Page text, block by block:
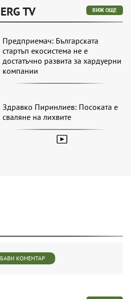
TV ВИЖ ОЩЕ
Предприемач: Българската
стартъп екосистема не е
достатъчно развита за хардуерни
компании
Здравко Пиринлиев: Посоката е
сваляне на лихвите
КОМЕНТАР